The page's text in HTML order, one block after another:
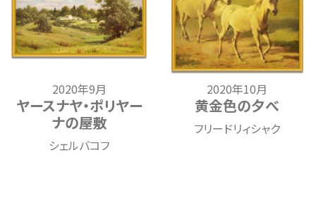
2020年9月
ヤースナヤ・ポリヤー
ナの屋敷
シェルバコフ
2020年10月
黄金色の夕べ
フリードリィシャク